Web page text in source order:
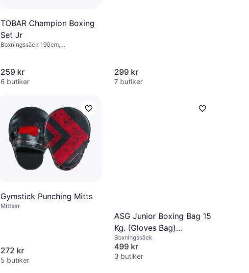
TOBAR Champion Boxing
Set Jr
Boxningssäck 190cm,
259 kr
6 butiker
299 kr
7 butiker
Gymstick Punching Mitts
Mittsar
272 kr
5 butiker
ASG Junior Boxing Bag 15
Kg. (Gloves Bag)
Black/Gold
Boxningssäck
499 kr
3 butiker